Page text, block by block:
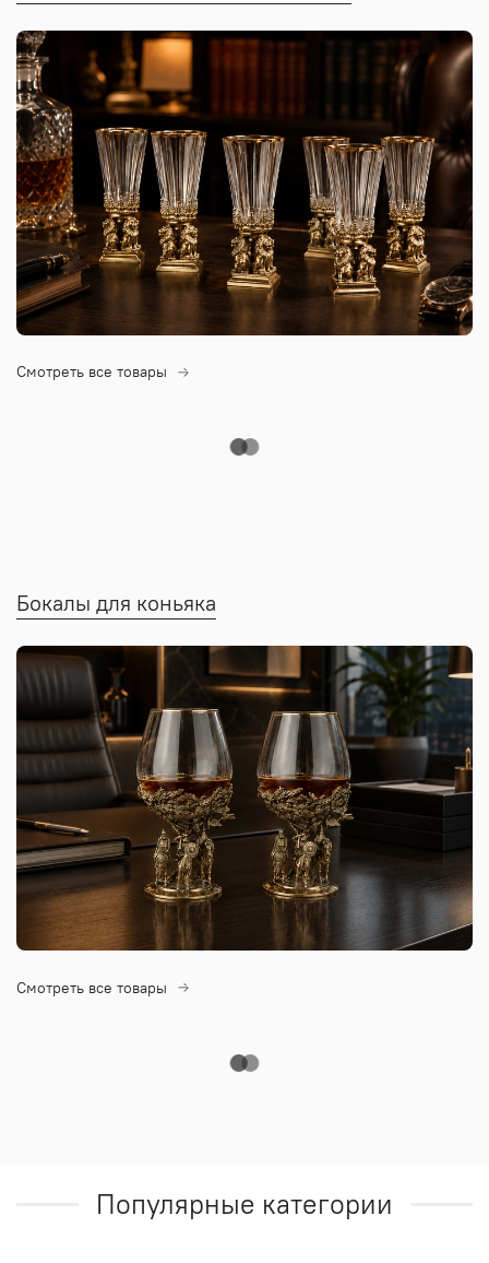
Смотреть все товары
Бокалы для коньяка
Смотреть все товары
Популярные категории